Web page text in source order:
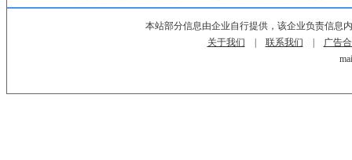
本站部分信息由企业自行提供，该企业负责信息
关于我们
联系我们
广告